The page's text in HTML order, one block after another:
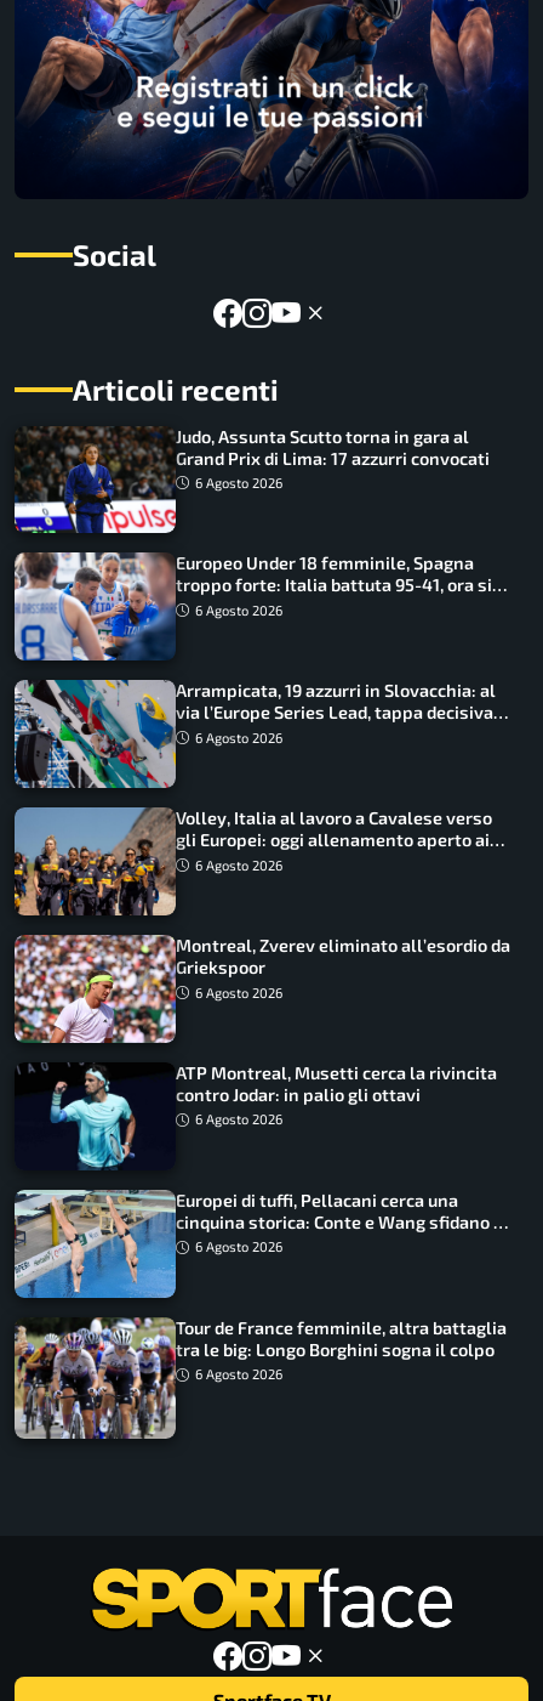
Social
Articoli recenti
Judo, Assunta Scutto torna in gara al
Grand Prix di Lima: 17 azzurri convocati
6 Agosto 2026
Europeo Under 18 femminile, Spagna
troppo forte: Italia battuta 95-41, ora si
gioca il Mondiale
6 Agosto 2026
Arrampicata, 19 azzurri in Slovacchia: al
via l’Europe Series Lead, tappa decisiva
per la Speed
6 Agosto 2026
Volley, Italia al lavoro a Cavalese verso
gli Europei: oggi allenamento aperto ai
tifosi
6 Agosto 2026
Montreal, Zverev eliminato all’esordio da
Griekspoor
6 Agosto 2026
ATP Montreal, Musetti cerca la rivincita
contro Jodar: in palio gli ottavi
6 Agosto 2026
Europei di tuffi, Pellacani cerca una
cinquina storica: Conte e Wang sfidano la
piattaforma
6 Agosto 2026
Tour de France femminile, altra battaglia
tra le big: Longo Borghini sogna il colpo
6 Agosto 2026